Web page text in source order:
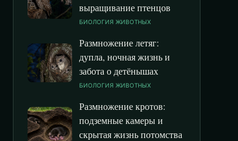
выращивание птенцов
БИОЛОГИЯ ЖИВОТНЫХ
Размножение летяг:
дупла, ночная жизнь и
забота о детёнышах
БИОЛОГИЯ ЖИВОТНЫХ
Размножение кротов:
подземные камеры и
скрытая жизнь потомства